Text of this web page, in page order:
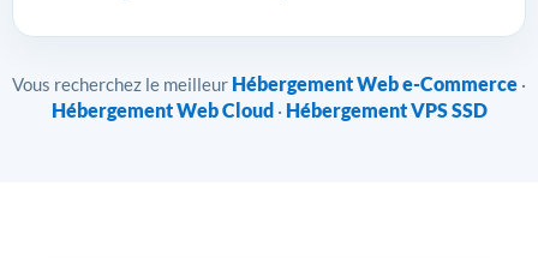
Vous recherchez le meilleur Hébergement Web e-Commerce ·
Hébergement Web Cloud · Hébergement VPS SSD